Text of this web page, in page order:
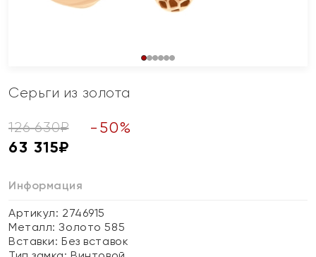
Серьги из золота
126 630₽ - 50%
63 315₽
Информация
Артикул: 2746915
Металл:Золото 585
Вставки:Без вставок